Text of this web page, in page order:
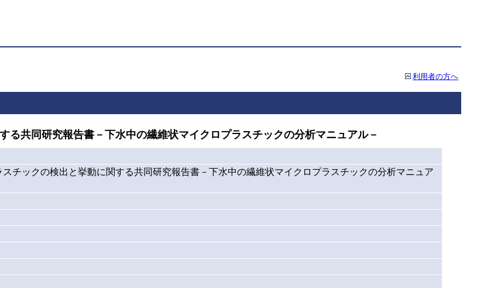
利用者の方へ
共同研究報告書－下水中の繊維状マイクロプラスチックの分析マニュアル－
チックの検出と挙動に関する共同研究報告書－下水中の繊維状マイクロプラスチックの分析マニュア